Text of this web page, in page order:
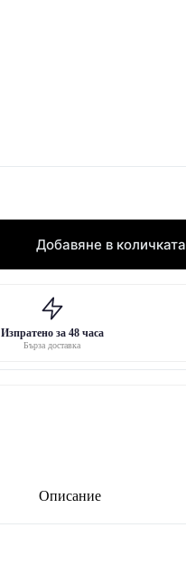
Добавяне в количката
Изпратено за 48 часа
Бърза доставка
Описание